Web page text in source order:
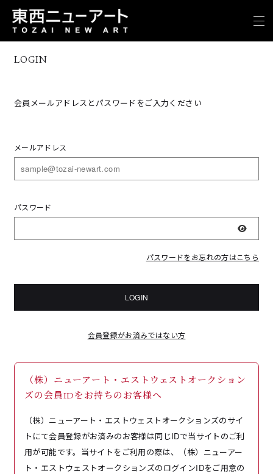
LOGIN
会員メールアドレスとパスワードをご入力ください
メールアドレス
パスワード
表示
パスワードをお忘れの方はこちら
LOGIN
会員登録がお済みではない方
（株）ニューアート・エストウェストオークション
ズの会員IDをお持ちのお客様へ
（株）ニューアート・エストウェストオークションズのサイ
トにて会員登録がお済みのお客様は同じIDで当サイトのご利
用が可能です。当サイトをご利用の際は、（株）ニューアー
ト・エストウェストオークションズのログインIDをご用意の